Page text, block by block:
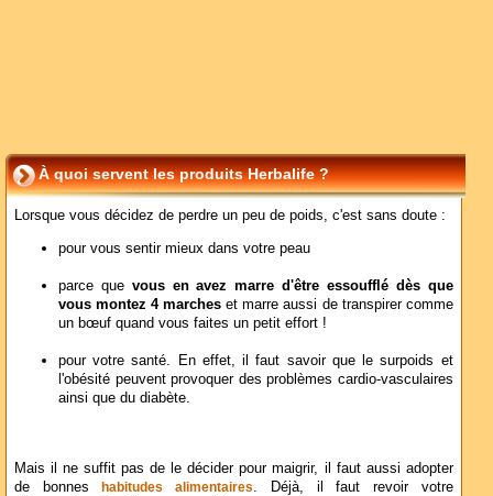
À quoi servent les produits Herbalife ?
Lorsque vous décidez de perdre un peu de poids, c'est sans doute :
pour vous sentir mieux dans votre peau
parce que vous en avez marre d'être essoufflé dès que
vous montez 4 marches et marre aussi de transpirer comme
un bœuf quand vous faites un petit effort !
pour votre santé. En effet, il faut savoir que le surpoids et
l'obésité peuvent provoquer des problèmes cardio-vasculaires
ainsi que du diabète.
Mais il ne suffit pas de le décider pour maigrir, il faut aussi adopter
de bonneshabitudes alimentaires
. Déjà, il faut revoir votre